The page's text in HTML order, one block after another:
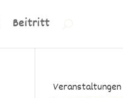
Beitritt
Veranstaltungen